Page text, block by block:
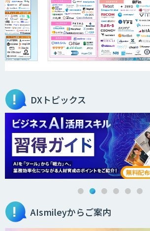
DXトピックス
AIsmileyからご案内